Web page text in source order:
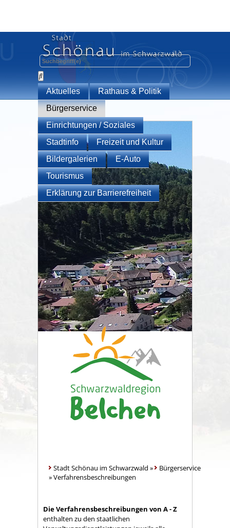
Aktuelles
Rathaus & Politik
Bürgerservice
Einrichtungen / Soziales
Stadtinfo
Freizeit und Kultur
Bildergalerien
E-Auto
Tourismus
Erklärung zur Barrierefreiheit
Stadt Schönau im Schwarzwald »
Bürgerservice
»Verfahrensbeschreibungen
Die Verfahrensbeschreibungen von A - Z
enthalten zu den staatlichen